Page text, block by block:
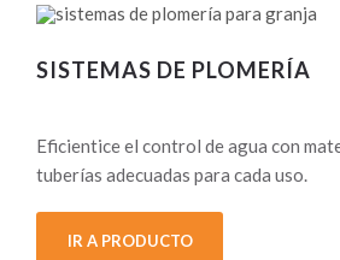
SISTEMAS DE PLOMERÍA
Eficientice el control de agua con
tuberías adecuadas para cada uso.
IR A PRODUCTO